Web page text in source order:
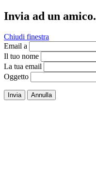
Invia ad un amico.
Chiudi finestra
Email a
Il tuo nome
La tua email
Oggetto
Invia Annulla